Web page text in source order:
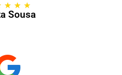
★ ★ ★
Sousa